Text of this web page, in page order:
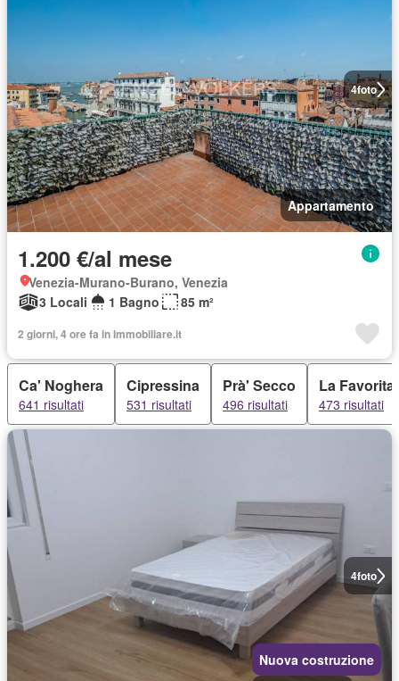
4foto
Appartamento
1.200 €/al mese
Venezia-Murano-Burano, Venezia
3 Locali
1 Bagno 85 m²
2 giorni, 4 ore fa in Immobiliare.it
Ca' Noghera
641 risultati
Cipressina
531 risultati
Prà' Secco
496 risultati
La Favorita
473 risultati
4foto
Nuova costruzione